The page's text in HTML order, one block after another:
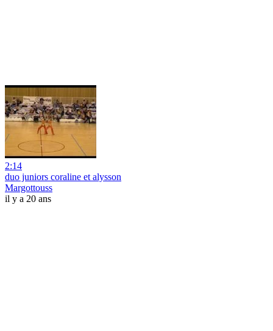
2:14
duo juniors coraline et alysson
Margottouss
il y a 20 ans